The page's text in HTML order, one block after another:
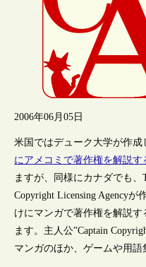
2006年06月05日
米国ではデューク大学が作成
にアメコミで著作権を解説す
ますが、同様にカナダでも、
Copyright Licensing Agencyが
けにマンガで著作権を解説す
ます。主人公”Captain
マンガのほか、ゲームや用語